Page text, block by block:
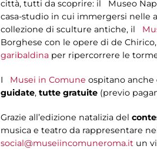
città, tutti da scoprire: il Museo
casa-studio in cui immergersi nelle
collezione di sculture antiche, il
Borghese con le opere di de
garibaldina per ripercorrere le
I Musei in Comune ospitano anche
guidate, tutte gratuite (previo
Grazie all’edizione natalizia del
musica e teatro da rappresentare
social@museiincomuneroma.it un